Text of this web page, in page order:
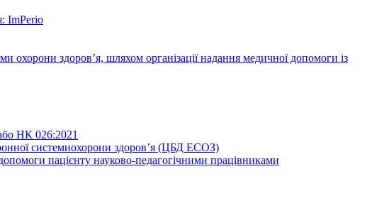
ImPerio
охорони здоров’я, шляхом організації надання медичної допомоги із
НК 026:2021
системиохорони здоров’я (ЦБД ЕСОЗ)
пацієнту науково-педагогічними працівниками